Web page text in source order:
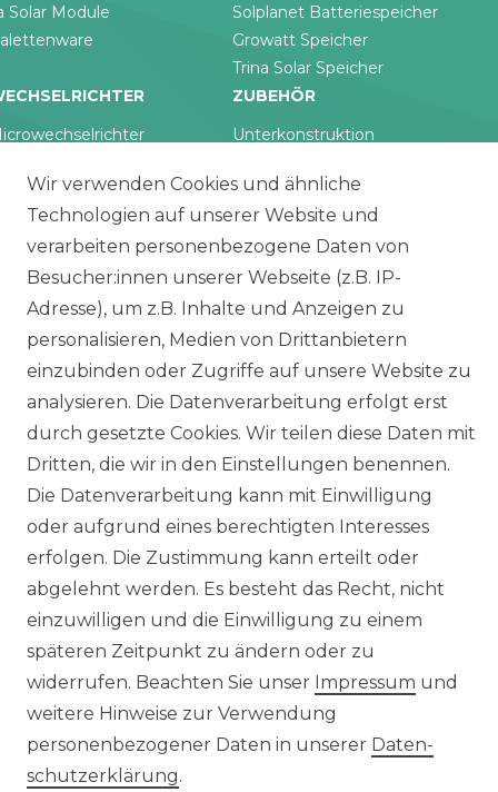
Solar Module
Solplanet Batteriespeicher
Growatt Speicher
Trina Solar Speicher
/ Offgrid Wechselrichter
Wechselrichter
Wechselrichter
ZUBEHÖR
Unterkonstruktion
E-Auto Ladestation
Weiteres Zubehör
Wp Balkonkraftwerk
mit Speicher
NOAH 2000
NEXA 2000
PV-KOMPLETTSETS
Alle Komplettsets
Solaranlagen mit Speicher
Insel Solaranlagen
10 kW PV-Anlage mit Speicher
8 kWp Solaranlagen
15 kWp Solaranlagen
20 kWp Solaranlagen
25 kWp Solaranlagen
30 kWp Solaranlagen
Klimaanlagen
Klimaanlagen
Split Sets
Klimaanlagen
ÜBER UNS
Wir sind ein
reiner Online-Shop.
ACTEC Solar
AC TEC GmbH
Wir verwenden Cookies und ähnliche
Technologien auf unserer Website und
verarbeiten personenbezogene Daten von
Besucher:innen unserer Webseite (z.B. IP-
Adresse), um z.B. Inhalte und Anzeigen zu
personalisieren, Medien von Drittanbietern
einzubinden oder Zugriffe auf unsere Website zu
analysieren. Die Datenverarbeitung erfolgt erst
durch gesetzte Cookies. Wir teilen diese Daten mit
Dritten, die wir in den Einstellungen benennen.
Die Datenverarbeitung kann mit Einwilligung
oder aufgrund eines berechtigten Interesses
erfolgen. Die Zustimmung kann erteilt oder
abgelehnt werden. Es besteht das Recht, nicht
einzuwilligen und die Einwilligung zu einem
späteren Zeitpunkt zu ändern oder zu
widerrufen. Beachten Sie unser Impressum und
weitere Hinweise zur Verwendung
personenbezogener Daten in unserer Daten­
schutz­erklärung.